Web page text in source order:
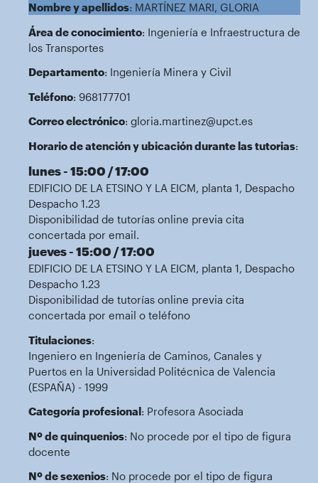
Nombre y apellidos: MARTÍNEZ MARI, GLORIA
Área de conocimiento: Ingeniería e Infraestructura de
los Transportes
Departamento: Ingeniería Minera y Civil
Teléfono: 968177701
Correo electrónico: gloria.martinez@upct.es
Horario de atención y ubicación durante las tutorias:
lunes - 15:00 / 17:00
EDIFICIO DE LA ETSINO Y LA EICM, planta 1, Despacho
Despacho 1.23
Disponibilidad de tutorías online previa cita
concertada por email.
jueves - 15:00 / 17:00
EDIFICIO DE LA ETSINO Y LA EICM, planta 1, Despacho
Despacho 1.23
Disponibilidad de tutorías online previa cita
concertada por email o teléfono
Titulaciones:
Ingeniero en Ingeniería de Caminos, Canales y
Puertos en la Universidad Politécnica de Valencia
(ESPAÑA) - 1999
Categoría profesional: Profesora Asociada
Nº de quinquenios: No procede por el tipo de figura
docente
Nº de sexenios: No procede por el tipo de figura